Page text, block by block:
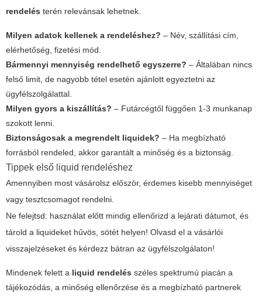
rendelés terén relevánsak lehetnek.
Milyen adatok kellenek a rendeléshez? – Név, szállítási cím,
elérhetőség, fizetési mód.
Bármennyi mennyiség rendelhető egyszerre? – Általában nincs
felső limit, de nagyobb tétel esetén ajánlott egyeztetni az
ügyfélszolgálattal.
Milyen gyors a kiszállítás? – Futárcégtől függően 1-3 munkanap
szokott lenni.
Biztonságosak a megrendelt liquidek? – Ha megbízható
forrásból rendeled, akkor garantált a minőség és a biztonság.
Tippek első liquid rendeléshez
Amennyiben most vásárolsz először, érdemes kisebb mennyiséget
vagy tesztcsomagot rendelni.
Ne felejtsd: használat előtt mindig ellenőrizd a lejárati dátumot, és
tárold a liquideket hűvös, sötét helyen! Olvasd el a vásárlói
visszajelzéseket és kérdezz bátran az ügyfélszolgálaton!
Mindenek felett a liquid rendelés széles spektrumú piacán a
tájékozódás, a minőség ellenőrzése és a megbízható partnerek